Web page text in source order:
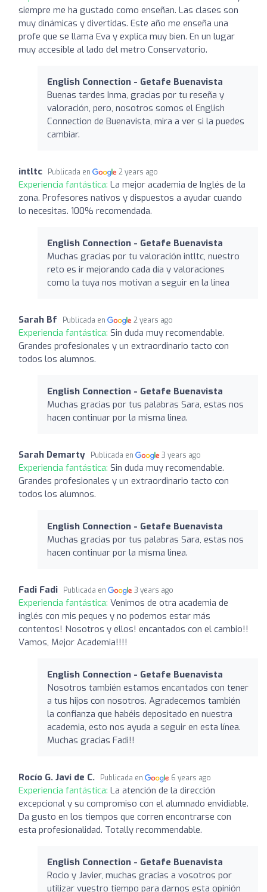
siempre me ha gustado como enseñan. Las clases son
muy dinámicas y divertidas. Este año me enseña una
profe que se llama Eva y explica muy bien. En un lugar
muy accesible al lado del metro Conservatorio.
English Connection - Getafe Buenavista
Buenas tardes Inma, gracias por tu reseña y
valoración, pero, nosotros somos el English
Connection de Buenavista, mira a ver si la puedes
cambiar.
intltc Publicada en 2 years ago
Experiencia fantástica: La mejor academia de Inglés de la
zona. Profesores nativos y dispuestos a ayudar cuando
lo necesitas. 100% recomendada.
English Connection - Getafe Buenavista
Muchas gracias por tu valoración intltc, nuestro
reto es ir mejorando cada día y valoraciones
como la tuya nos motivan a seguir en la linea
Sarah Bf Publicada en 2 years ago
Experiencia fantástica: Sin duda muy recomendable.
Grandes profesionales y un extraordinario tacto con
todos los alumnos.
English Connection - Getafe Buenavista
Muchas gracias por tus palabras Sara, estas nos
hacen continuar por la misma linea.
Sarah Demarty Publicada en 3 years ago
Experiencia fantástica: Sin duda muy recomendable.
Grandes profesionales y un extraordinario tacto con
todos los alumnos.
English Connection - Getafe Buenavista
Muchas gracias por tus palabras Sara, estas nos
hacen continuar por la misma linea.
Fadi Fadi Publicada en 3 years ago
Experiencia fantástica: Venimos de otra academia de
inglés con mis peques y no podemos estar más
contentos! Nosotros y ellos! encantados con el cambio!!
Vamos, Mejor Academia!!!!
English Connection - Getafe Buenavista
Nosotros también estamos encantados con tener
a tus hijos con nosotros. Agradecemos también
la confianza que habéis depositado en nuestra
academia, esto nos ayuda a seguir en esta línea.
Muchas gracias Fadi!!
Rocío G. Javi de C. Publicada en 6 years ago
Experiencia fantástica: La atención de la dirección
excepcional y su compromiso con el alumnado envidiable.
Da gusto en los tiempos que corren encontrarse con
esta profesionalidad. Totally recommendable.
English Connection - Getafe Buenavista
Rocio y Javier, muchas gracias a vosotros por
utilizar vuestro tiempo para darnos esta opinión